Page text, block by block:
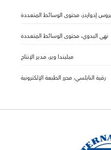
بروس إدواردز، محتوى الوسائط المتعددة
نهى البدوي، محتوى الوسائط المتعددة
ميليندا وير، مدير الإنتاج
رقية النابلسي، محرر الطبعة الإلكترونية